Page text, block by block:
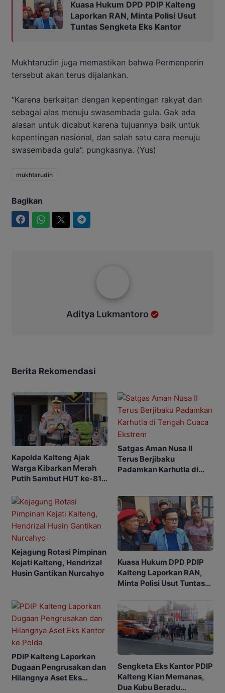
Kuasa Hukum DPD PDIP Kalteng
Laporkan RAN, Minta Polisi Usut
Tuntas Sengketa Eks Kantor
Mukhtarudin juga memastikan bahwa Permenperin
tersebut akan terus dijalankan.
“Karena berkaitan dengan kepentingan rakyat dan
sebagai alas menuju swasembada gula. Gak ada
alasan untuk dicabut karena tujuannya baik untuk
kepentingan nasional, dan salah satu cara menuju
swasembada gula”. pungkasnya. (Yus)
mukhtarudin
Bagikan
Aditya Lukmantoro
Berita Rekomendasi
Kapolda Kalteng Ajak
Warga Kibarkan Merah
Putih Sambut HUT ke-81
Satgas Aman Nusa II
Terus Berjibaku
Padamkan Karhutla di
Kejagung Rotasi Pimpinan
Kejati Kalteng, Hendrizal
Husin Gantikan Nurcahyo
Kuasa Hukum DPD PDIP
Kalteng Laporkan RAN,
Minta Polisi Usut Tuntas
PDIP Kalteng Laporkan
Dugaan Pengrusakan dan
Hilangnya Aset Eks
Sengketa Eks Kantor PDIP
Kalteng Kian Memanas,
Dua Kubu Beradu